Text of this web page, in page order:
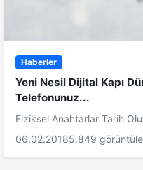
Haberler
Yeni Nesil Dijital Kapı
Telefonunuz...
Fiziksel Anahtarlar Tarih
06.02.20185,849